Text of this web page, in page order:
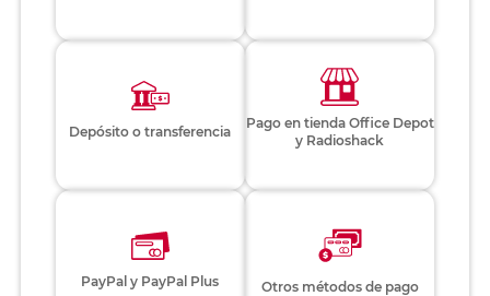
Depósito o transferencia
Pago en tienda Office Depot
y Radioshack
PayPal y PayPal Plus Otros métodos de pago